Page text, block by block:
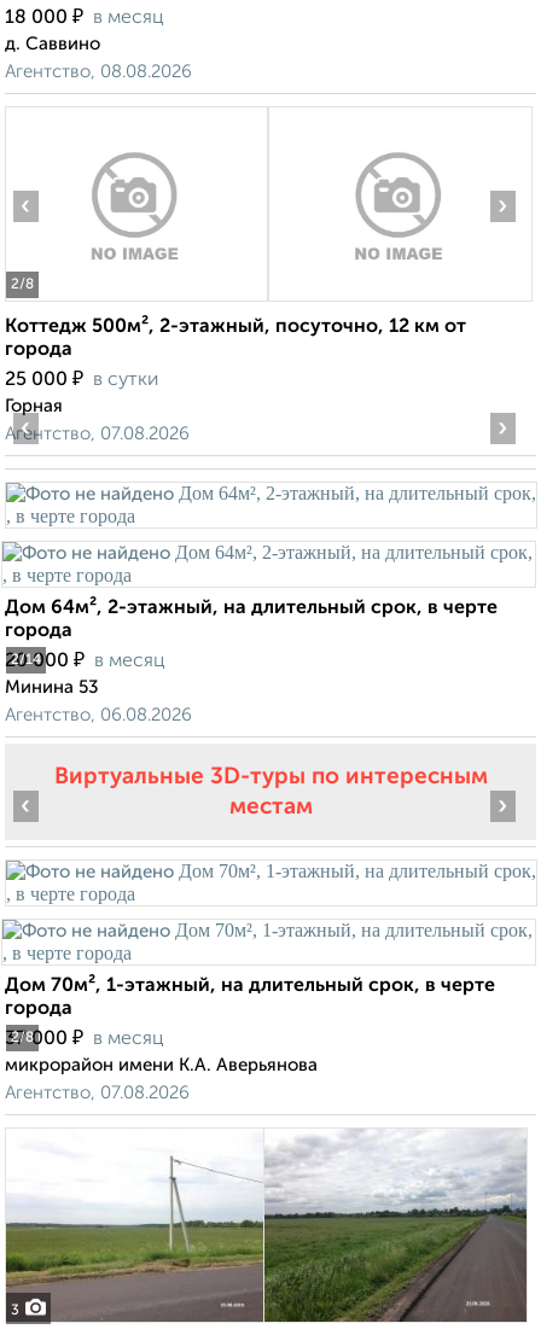
18 000 ₽ в месяц
д. Саввино
Агентство, 08.08.2026
2/8
‹ ›
Коттедж 500м², 2-этажный, посуточно, 12 км от
города
25 000 ₽ в сутки
Горная
Агентство, 07.08.2026
2/14
‹ ›
Дом 64м², 2-этажный, на длительный срок, в черте
города
20 000 ₽ в месяц
Минина 53
Агентство, 06.08.2026
Виртуальные 3D-туры по интересным
местам
2/8
‹ ›
Дом 70м², 1-этажный, на длительный срок, в черте
города
37 000 ₽ в месяц
микрорайон имени К.А. Аверьянова
Агентство, 07.08.2026
3